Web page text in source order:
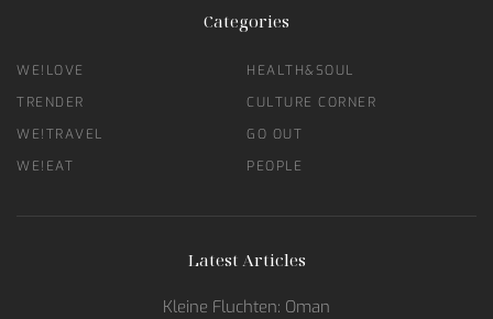
Categories
WE!LOVE
TRENDER
WE!TRAVEL
WE!EAT
HEALTH&SOUL
CULTURE CORNER
GO OUT
PEOPLE
Latest Articles
Kleine Fluchten: Oman